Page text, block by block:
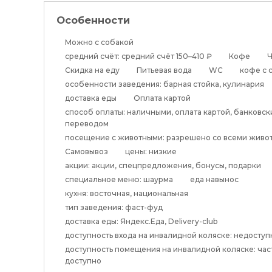
Особенности
Можно с собакой
средний счёт: средний счёт 150–410 ₽
Кофе
Скидка на еду
Питьевая вода WC
кофе с
особенности заведения: барная стойка, кулинария
доставка еды
Оплата картой
способ оплаты: наличными, оплата картой,
переводом
посещение с животными: разрешено со всеми
Самовывоз
цены: низкие
акции: акции, спецпредложения, бонусы, подарки
специальное меню: шаурма
еда навынос
кухня: восточная, национальная
тип заведения: фаст-фуд
доставка еды: Яндекс.Еда, Delivery-club
доступность входа на инвалидной коляске:
доступность помещения на инвалидной коляске:
доступно